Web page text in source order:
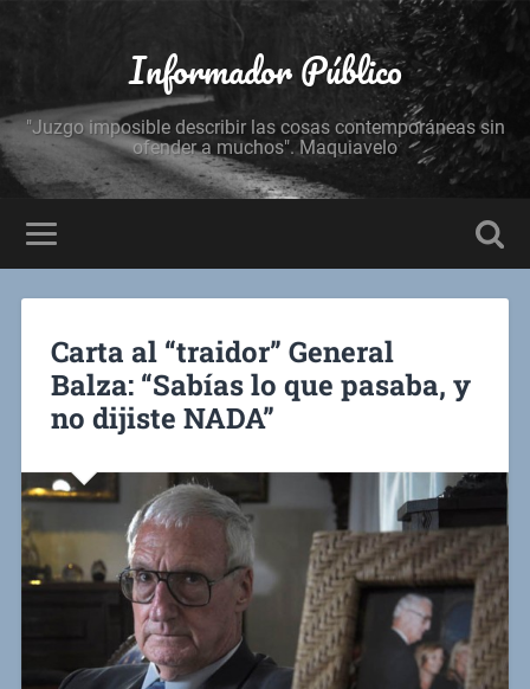
Informador Público
"Juzgo imposible describir las cosas contemporáneas sin
ofender a muchos". Maquiavelo
Carta al “traidor” General
Balza: “Sabías lo que pasaba, y
no dijiste NADA”